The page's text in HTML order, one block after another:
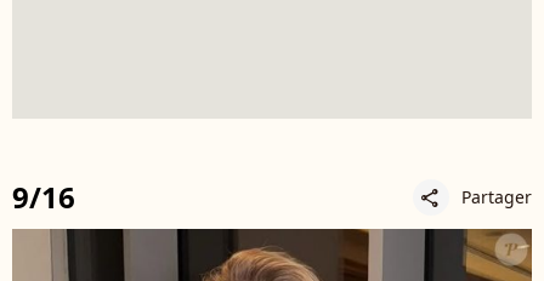
9/16 share Partager